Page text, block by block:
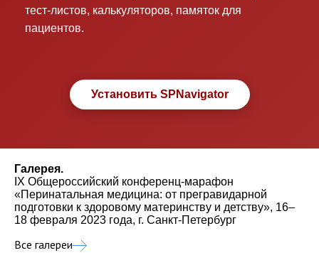
тест-листов, калькуляторов, памяток для
пациентов.
Установить SPNavigator
Галерея.
IX Общероссийский конференц-марафон
«Перинатальная медицина: от прегравидарной
подготовки к здоровому материнству и детству», 16–
18 февраля 2023 года, г. Санкт-Петербург
Все галереи